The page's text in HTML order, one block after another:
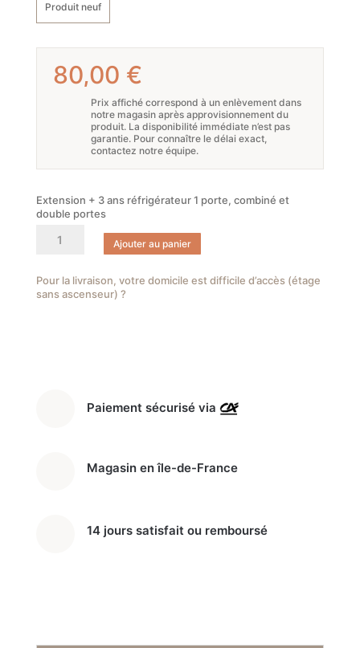
Produit neuf
80,00 €
Prix affiché correspond à un enlèvement dans
notre magasin après approvisionnement du
produit. La disponibilité immédiate n’est pas
garantie. Pour connaître le délai exact,
contactez notre équipe.
Extension + 3 ans réfrigérateur 1 porte, combiné et
double portes
de
garantie
Ajouter au panier
Pour la livraison, votre domicile est difficile d’accès (étage
sans ascenseur) ?
Paiement sécurisé via
Magasin en île-de-France
14 jours satisfait ou remboursé